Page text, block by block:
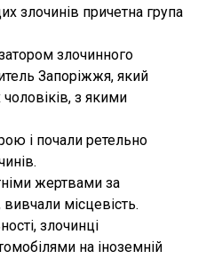
злочинів причетна група
злочинного
Запоріжжя, який
з якими
і почали ретельно
жертвами за
місцевість.
злочинці
на іноземній